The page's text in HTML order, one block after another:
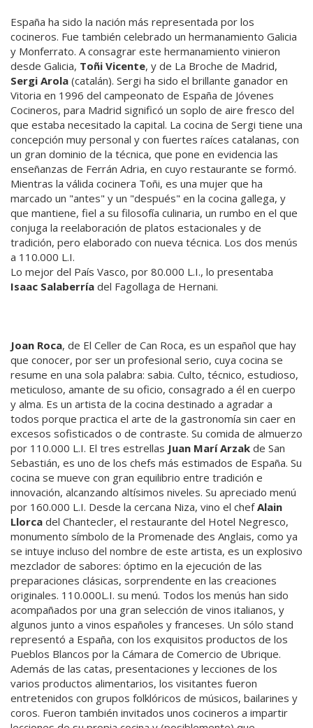
España ha sido la nación más representada por los
cocineros. Fue también celebrado un hermanamiento Galicia
y Monferrato. A consagrar este hermanamiento vinieron
desde Galicia, Toñi Vicente, y de La Broche de Madrid,
Sergi Arola (catalán). Sergi ha sido el brillante ganador en
Vitoria en 1996 del campeonato de España de Jóvenes
Cocineros, para Madrid significó un soplo de aire fresco del
que estaba necesitado la capital. La cocina de Sergi tiene una
concepción muy personal y con fuertes raíces catalanas, con
un gran dominio de la técnica, que pone en evidencia las
enseñanzas de Ferrán Adria, en cuyo restaurante se formó.
Mientras la válida cocinera Toñi, es una mujer que ha
marcado un "antes" y un "después" en la cocina gallega, y
que mantiene, fiel a su filosofía culinaria, un rumbo en el que
conjuga la reelaboración de platos estacionales y de
tradición, pero elaborado con nueva técnica. Los dos menús
a 110.000 L.I.
Lo mejor del País Vasco, por 80.000 L.I., lo presentaba
Isaac Salaberría del Fagollaga de Hernani.
Joan Roca, de El Celler de Can Roca, es un español que hay
que conocer, por ser un profesional serio, cuya cocina se
resume en una sola palabra: sabia. Culto, técnico, estudioso,
meticuloso, amante de su oficio, consagrado a él en cuerpo
y alma. Es un artista de la cocina destinado a agradar a
todos porque practica el arte de la gastronomía sin caer en
excesos sofisticados o de contraste. Su comida de almuerzo
por 110.000 L.I. El tres estrellas Juan Marí Arzak de San
Sebastián, es uno de los chefs más estimados de España. Su
cocina se mueve con gran equilibrio entre tradición e
innovación, alcanzando altísimos niveles. Su apreciado menú
por 160.000 L.I. Desde la cercana Niza, vino el chefAlain
Llorca del Chantecler, el restaurante del Hotel Negresco,
monumento símbolo de la Promenade des Anglais, como ya
se intuye incluso del nombre de este artista, es un explosivo
mezclador de sabores: óptimo en la ejecución de las
preparaciones clásicas, sorprendente en las creaciones
originales. 110.000L.I. su menú. Todos los menús han sido
acompañados por una gran selección de vinos italianos, y
algunos junto a vinos españoles y franceses. Un sólo stand
representó a España, con los exquisitos productos de los
Pueblos Blancos por la Cámara de Comercio de Ubrique.
Además de las catas, presentaciones y lecciones de los
varios productos alimentarios, los visitantes fueron
entretenidos con grupos folklóricos de músicos, bailarines y
coros. Fueron también invitados unos cocineros a impartir